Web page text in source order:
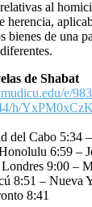
al
herencia,
bienes de una
de Shabat
e/
h/
del Cabo 5:34
6:59 –
9:00 –
8:51 – Nueva
8:41